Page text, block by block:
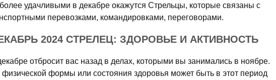
удачливыми в декабре окажутся Стрельцы, которые связаны с
перевозками, командировками, переговорами.
2024 СТРЕЛЕЦ: ЗДОРОВЬЕ И АКТИВНОСТЬ
отбросит вас назад в делах, которыми вы занимались в ноябре.
формы или состояния здоровья может быть в этот период